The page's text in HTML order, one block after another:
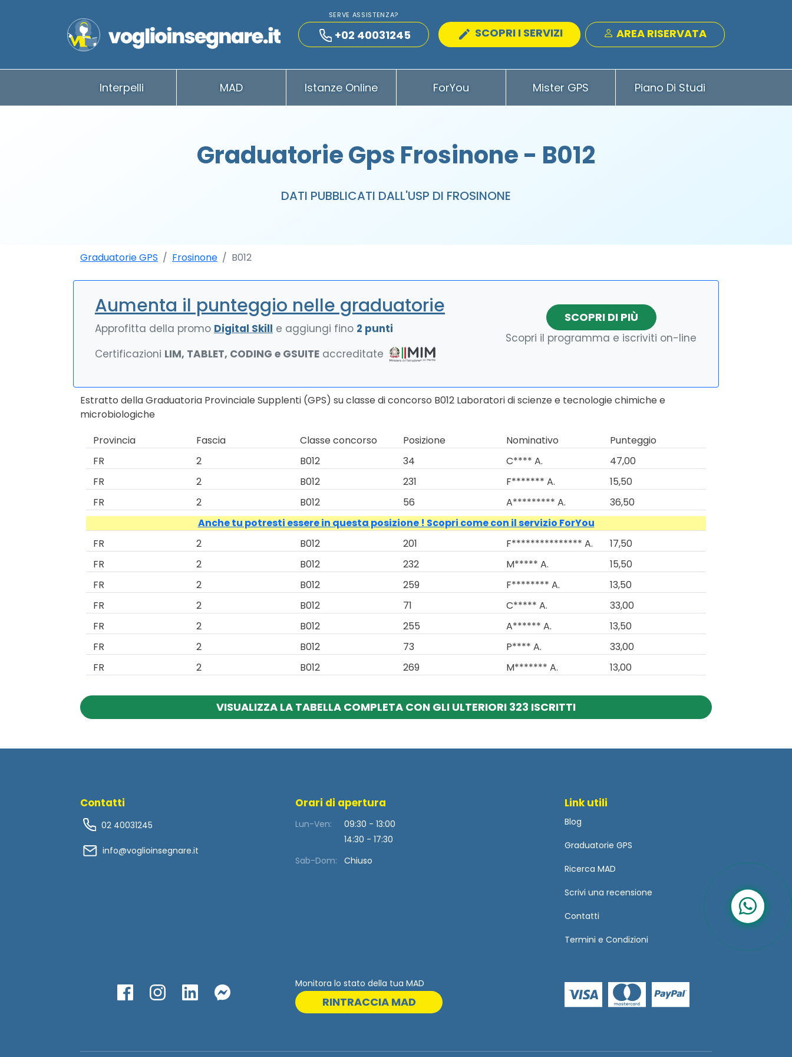
SERVE ASSISTENZA?
+02 40031245 SCOPRI I SERVIZI AREA RISERVATA
Interpelli MAD Istanze Online ForYou Mister GPS Piano Di Studi
Graduatorie Gps Frosinone - B012
DATI PUBBLICATI DALL'USP DI FROSINONE
Graduatorie GPS Frosinone B012
Aumenta il punteggio nelle graduatorie
Approfitta della promo Digital Skill e aggiungi fino 2 punti
Certificazioni LIM, TABLET, CODING e GSUITE accreditate
SCOPRI DI PIÙ
Scopri il programma e iscriviti on-line
Estratto della Graduatoria Provinciale Supplenti (GPS) su classe di concorso B012 Laboratori di scienze e tecnologie chimiche e
microbiologiche
Provincia
Fascia Classe concorso Posizione Nominativo
Punteggio
FR
2 B012 34 C**** A.
47,00
FR
2 B012 231 F******* A.
15,50
FR
2 B012 56 A********* A.
36,50
Anche tu potresti essere in questa posizione ! Scopri come con il servizio ForYou
FR
2 B012 201 F*************** A.
17,50
FR
2 B012 232 M***** A.
15,50
FR
2 B012 259 F******** A.
13,50
FR
2 B012 71 C***** A.
33,00
FR
2 B012 255 A****** A.
13,50
FR
2 B012 73 P**** A.
33,00
FR
2 B012 269 M******* A. 13,00
VISUALIZZA LA TABELLA COMPLETA CON GLI ULTERIORI 323 ISCRITTI
Contatti
02 40031245
info@voglioinsegnare.it
Orari di apertura
Lun-Ven:
09:30 - 13:00
14:30 - 17:30
Sab-Dom:
Chiuso
Link utili
Blog
Graduatorie GPS
Ricerca MAD
Scrivi una recensione
Contatti
Termini e Condizioni
Monitora lo stato della tua MAD
RINTRACCIA MAD